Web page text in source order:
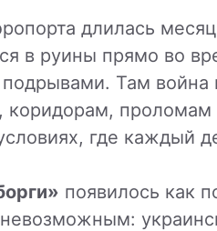
длилась
в руины прямо во
Там война
коридорам,
где каждый
появилось как